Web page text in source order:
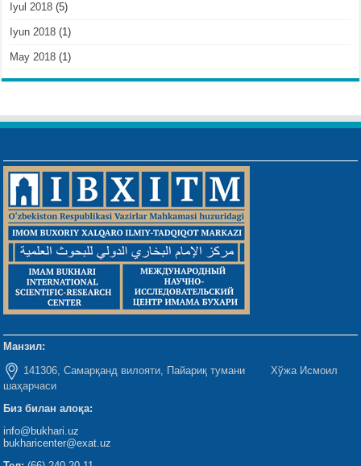
Iyul 2018 (5)
Iyun 2018 (1)
May 2018 (1)
Манзил:
141306, Самарқанд вилояти, Пайариқ тумани Хўжа Исмоил
шаҳарчаси
Биз билан алоқа:
info@bukhari.uz
bukharicenter@exat.uz